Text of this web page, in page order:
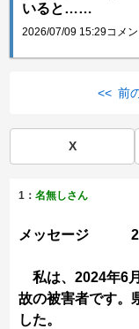
いると……
2026/07/09 15:29コメ
<< 前
X
1：名無しさん
メッセージ
私は、2024年6
故の被害者です。
した。